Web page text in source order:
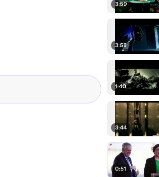
3:59
3:58
1:40
3:44
0:51